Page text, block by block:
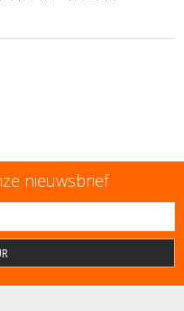
nieuwsbrief